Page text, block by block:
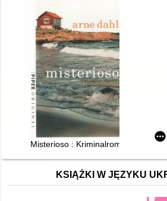
Misterioso : Kriminalroman
KSIĄŻKI W JĘZYKU